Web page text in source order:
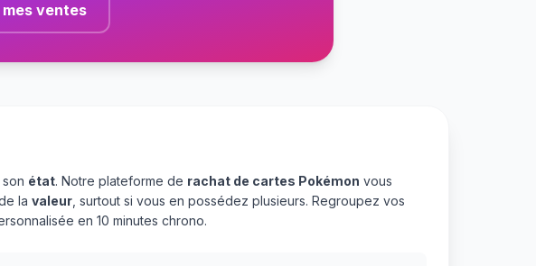
ventes
état. Notre plateforme de rachat de cartes Pokémon vous
la valeur , surtout si vous en possédez plusieurs. Regroupez vos
en 10 minutes chrono.